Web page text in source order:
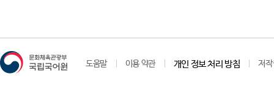
도움말 이용 약관 개인 정보 처리 방침 저